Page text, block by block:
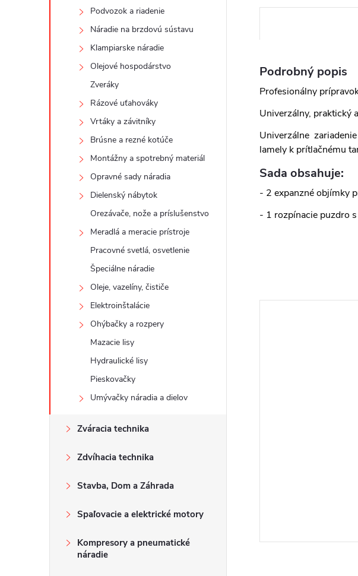
Podvozok a riadenie
Náradie na brzdovú sústavu
Klampiarske náradie
Olejové hospodárstvo
Zveráky
Rázové uťahováky
Vrtáky a závitníky
Brúsne a rezné kotúče
Montážny a spotrebný materiál
Opravné sady náradia
Dielenský nábytok
Orezávače, nože a príslušenstvo
Meradlá a meracie prístroje
Pracovné svetlá, osvetlenie
Špeciálne náradie
Oleje, vazelíny, čističe
Elektroinštalácie
Ohýbačky a rozpery
Mazacie lisy
Hydraulické lisy
Pieskovačky
Umývačky náradia a dielov
Zváracia technika
Zdvíhacia technika
Stavba, Dom a Záhrada
Spaľovacie a elektrické motory
Kompresory a pneumatické
náradie
Podrobný popis
Profesionálny
Univerzálny, praktický
Univerzálne
lamely k prítlačnému
Sada obsahuje:
- 2 expanzné objímky
- 1 rozpínacie puzdro